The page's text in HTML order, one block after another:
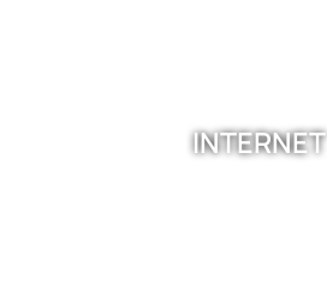
INTERNET